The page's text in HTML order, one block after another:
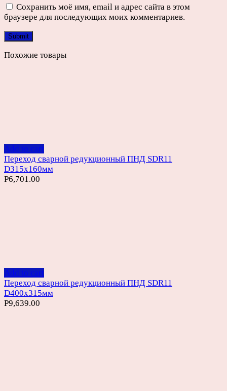
Сохранить моё имя, email и адрес сайта в этом
браузере для последующих моих комментариев.
Похожие товары
Add to cart
Переход сварной редукционный ПНД SDR11
D315х160мм
Р6,701.00
Add to cart
Переход сварной редукционный ПНД SDR11
D400х315мм
Р9,639.00